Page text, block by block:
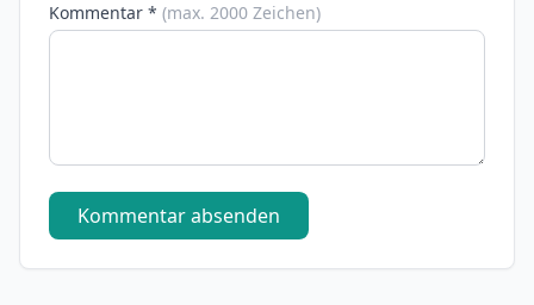
Kommentar * (max. 2000 Zeichen)
Kommentar absenden